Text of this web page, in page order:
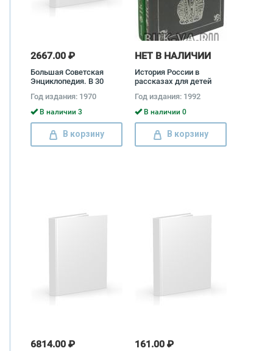
2667.00 ₽
Большая Советская
Энциклопедия. В 30
книги)
Год издания: 1970
В наличии 3
В корзину
НЕТ В НАЛИЧИИ
История России в
рассказах для детей
Александра Ишимова
Год издания: 1992
В наличии 0
В корзину
6814.00 ₽ 161.00 ₽